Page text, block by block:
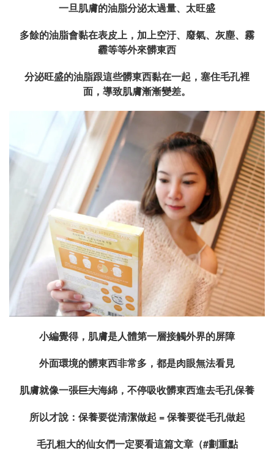
一旦肌膚的油脂分泌太過量、太旺盛
多餘的油脂會黏在表皮上，加上空汙、廢氣、灰塵、霧
霾等等外來髒東西
分泌旺盛的油脂跟這些髒東西黏在一起，塞住毛孔裡
面，導致肌膚漸漸變差。
小編覺得，肌膚是人體第一層接觸外界的屏障
外面環境的髒東西非常多，都是肉眼無法看見
肌膚就像一張巨大海綿，不停吸收髒東西進去毛孔保養
所以才說：保養要從清潔做起 = 保養要從毛孔做起
毛孔粗大的仙女們一定要看這篇文章（#劃重點